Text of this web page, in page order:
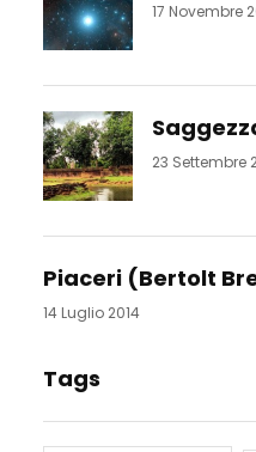
17 Novembre
23 Settembre
Piaceri (Bertolt
14 Luglio 2014
Tags